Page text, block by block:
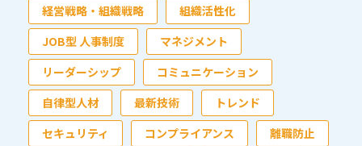
経営戦略・組織戦略
組織活性化
JOB型 人事制度
マネジメント
リーダーシップ
コミュニケーション
自律型人材
最新技術
トレンド
セキュリティ
コンプライアンス
離職防止